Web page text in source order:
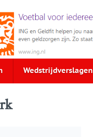
Wedstrijdverslagen